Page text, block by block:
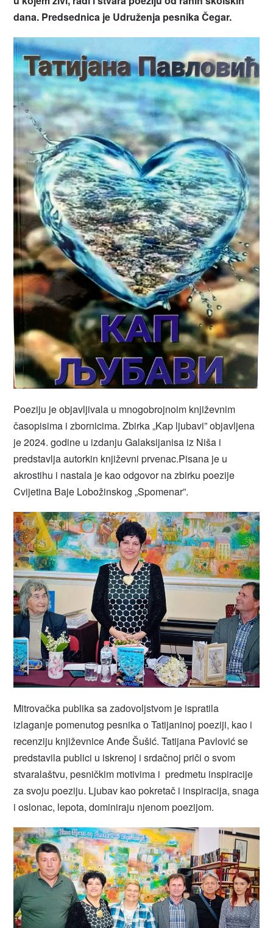
dana. Predsednica je Udruženja pesnika Čegar.
Poeziju je objavljivala u mnogobrojnoim književnim
časopisima i zbornicima. Zbirka „Kap ljubavi” objavljena
je 2024. godine u izdanju Galaksijanisa iz Niša i
predstavlja autorkin književni prvenac.Pisana je u
akrostihu i nastala je kao odgovor na zbirku poezije
Cvijetina Baje Lobožinskog „Spomenar”.
Mitrovačka publika sa zadovoljstvom je ispratila
izlaganje pomenutog pesnika o Tatijaninoj poeziji, kao i
recenziju književnice Anđe Šušić. Tatijana Pavlović se
predstavila publici u iskrenoj i srdačnoj priči o svom
stvaralaštvu, pesničkim motivima i predmetu inspiracije
za svoju poeziju. Ljubav kao pokretač i inspiracija, snaga
i oslonac, lepota, dominiraju njenom poezijom.